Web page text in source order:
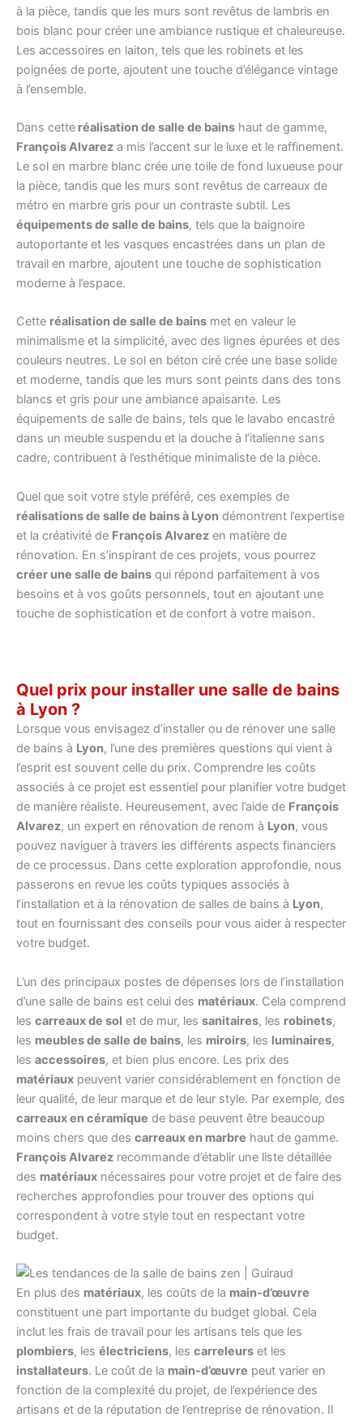
à la pièce, tandis que les murs sont revêtus de lambris en
bois blanc pour créer une ambiance rustique et chaleureuse.
Les accessoires en laiton, tels que les robinets et les
poignées de porte, ajoutent une touche d’élégance vintage
à l’ensemble.
Dans cette réalisation de salle de bains haut de gamme,
François Alvarez a mis l’accent sur le luxe et le raffinement.
Le sol en marbre blanc crée une toile de fond luxueuse pour
la pièce, tandis que les murs sont revêtus de carreaux de
métro en marbre gris pour un contraste subtil. Les
équipements de salle de bains, tels que la baignoire
autoportante et les vasques encastrées dans un plan de
travail en marbre, ajoutent une touche de sophistication
moderne à l’espace.
Cette réalisation de salle de bains met en valeur le
minimalisme et la simplicité, avec des lignes épurées et des
couleurs neutres. Le sol en béton ciré crée une base solide
et moderne, tandis que les murs sont peints dans des tons
blancs et gris pour une ambiance apaisante. Les
équipements de salle de bains, tels que le lavabo encastré
dans un meuble suspendu et la douche à l’italienne sans
cadre, contribuent à l’esthétique minimaliste de la pièce.
Quel que soit votre style préféré, ces exemples de
réalisations de salle de bains à Lyon démontrent l’expertise
et la créativité de François Alvarez en matière de
rénovation. En s’inspirant de ces projets, vous pourrez
créer une salle de bains qui répond parfaitement à vos
besoins et à vos goûts personnels, tout en ajoutant une
touche de sophistication et de confort à votre maison.
Quel prix pour installer une salle de bains
à Lyon ?
Lorsque vous envisagez d’installer ou de rénover une salle
de bains à Lyon, l’une des premières questions qui vient à
l’esprit est souvent celle du prix. Comprendre les coûts
associés à ce projet est essentiel pour planifier votre budget
de manière réaliste. Heureusement, avec l’aide de François
Alvarez, un expert en rénovation de renom à Lyon, vous
pouvez naviguer à travers les différents aspects financiers
de ce processus. Dans cette exploration approfondie, nous
passerons en revue les coûts typiques associés à
l’installation et à la rénovation de salles de bains à Lyon,
tout en fournissant des conseils pour vous aider à respecter
votre budget.
L’un des principaux postes de dépenses lors de l’installation
d’une salle de bains est celui des matériaux. Cela comprend
les carreaux de sol et de mur, les sanitaires, les robinets,
les meubles de salle de bains, les miroirs, les luminaires,
les accessoires, et bien plus encore. Les prix des
matériaux peuvent varier considérablement en fonction de
leur qualité, de leur marque et de leur style. Par exemple, des
carreaux en céramique de base peuvent être beaucoup
moins chers que des carreaux en marbre haut de gamme.
François Alvarez recommande d’établir une liste détaillée
des matériaux nécessaires pour votre projet et de faire des
recherches approfondies pour trouver des options qui
correspondent à votre style tout en respectant votre
budget.
En plus des matériaux, les coûts de la main-d’œuvre
constituent une part importante du budget global. Cela
inclut les frais de travail pour les artisans tels que les
plombiers, les électriciens, les carreleurs et les
installateurs. Le coût de la main-d’œuvre peut varier en
fonction de la complexité du projet, de l’expérience des
artisans et de la réputation de l’entreprise de rénovation. Il